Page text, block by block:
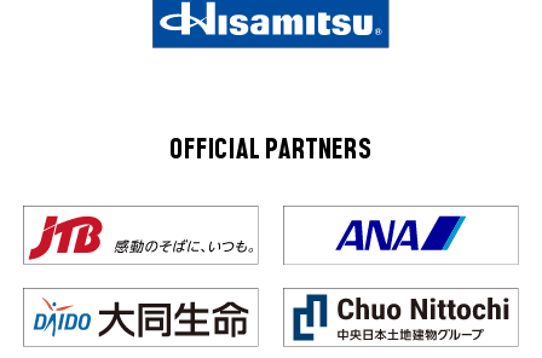
OFFICIAL PARTNERS